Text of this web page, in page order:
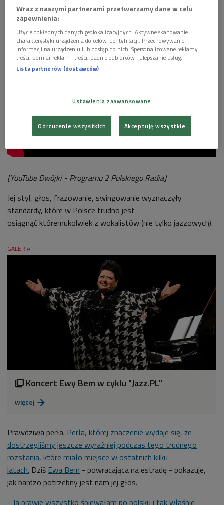
ZOBACZ WIDEO:
[YouTube Dwójki - Programu 2 Polskiego Radia]
Jej styl, głos, frazowanie, swingowanie wyznaczyły
standardy, które w Polsce trudno jest
osiągnąć któremukolwiek z wokalistów (nie tylko jazzowych).
GALERIA
 Koncert Ewy Bem w cyklu "Jazz.PL"
więcej 
Prawdziwa perła. Perła, której znaczenie wydaje się, że
dostrzegliśmy jeszcze wyraźniej podczas tego trudnego
rozstania, które miało miejsce w ostatnich kilku
latach. Dziś Ewa Bem - powracająca na estradę - pokazuje,
jak bardzo potrzebny jest nam jej głos.
- Ja prawie wszystko śpiewałam po polsku i tak właśnie
Wraz z naszymi partnerami przetwarzamy dane w celu
zapewnienia:
Użycie dokładnych danych geolokalizacyjnych. Aktywne skanowanie
charakterystyki urządzenia do celów identyfikacji. Przechowywanie
informacji na urządzeniu lub dostęp do nich. Spersonalizowane reklamy i
treści, pomiar reklam i treści, badnie odbiorców i ulepszanie usług.
Lista partnerów (dostawców)
Ustawienia zaawansowane
Odrzucenie wszystkich Akceptuję wszystkie